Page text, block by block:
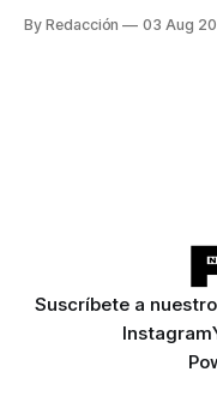
artesanal, ingredientes
By Redacción 03 Aug
Suscríbete a
Instagram